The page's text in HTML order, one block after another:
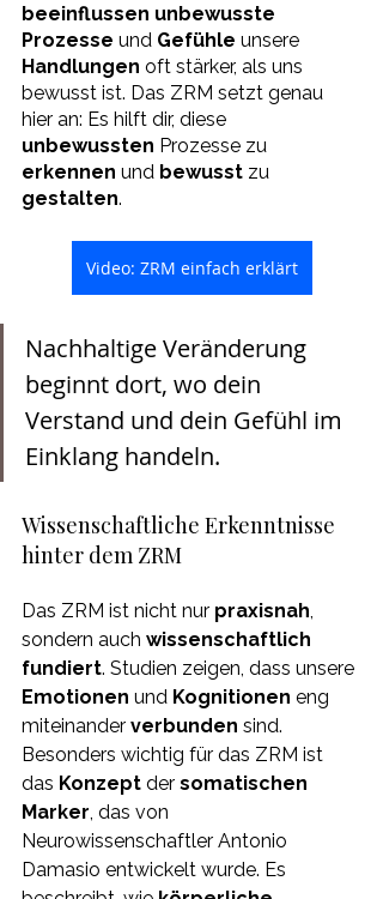
beeinflussen unbewusste
Prozesse und Gefühle unsere
Handlungen oft stärker, als uns
bewusst ist. Das ZRM setzt genau
hier an: Es hilft dir, diese
unbewussten Prozesse zu
erkennen und bewusst zu
gestalten.
Video: ZRM einfach erklärt
Nachhaltige Veränderung
beginnt dort, wo dein
Verstand und dein Gefühl im
Einklang handeln.
Wissenschaftliche Erkenntnisse
hinter dem ZRM
Das ZRM ist nicht nur praxisnah
sondern auch wissenschaftlich
fundiert. Studien zeigen, dass unsere
Emotionen und Kognitionen eng
miteinander verbunden sind.
Besonders wichtig für das ZRM ist
das Konzept der somatischen
Marker , das von
Neurowissenschaftler Antonio
Damasio entwickelt wurde. Es